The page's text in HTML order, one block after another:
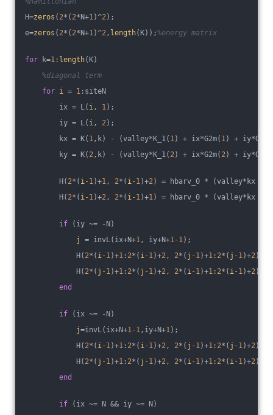
H=zeros ( 2*( 2*N+1)^2);
e=zeros ( 2*( 2*N+1)^2, length(K));%energy matrix
for k=1 : length(K)
%diagonal term
for i = 1 :siteN
ix = L( i, 1);
iy = L( i, 2);
kx = K( 1,k) - (valley*K_1( 1) + ix*G2m( 1) + iy*G6m(
ky = K( 2,k) - (valley*K_1( 2) + ix*G2m( 2) + iy*G6m(
H( 2*( i-1)+1, 2*( i-1)+2) = hbarv_0 * (valley*kx -
H( 2*( i-1)+2, 2*( i-1)+1) = hbarv_0 * (valley*kx +
if (iy ~= -N)
j
= invL(ix+N+1, iy+N+1-1);
H( 2*( i-1)+1 : 2*( i-1)+2, 2*( j -1)+1 : 2*( j -1)+2
H( 2*( j -1)+1 : 2*( j -1)+2, 2*( i-1)+1 : 2*( i-1)+2
end
if (ix ~= -N)
j=invL(ix+N+1-1,iy+N+1);
H( 2*( i-1)+1 : 2*( i-1)+2, 2*( j -1)+1 : 2*( j -1)+2
H( 2*( j -1)+1 : 2*( j -1)+2, 2*( i-1)+1 : 2*( i-1)+2
end
if (ix ~= N && iy ~= N)